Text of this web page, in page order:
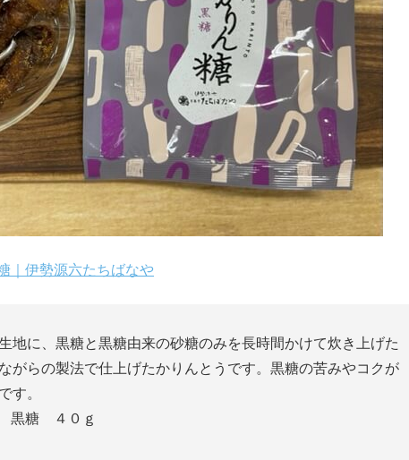
伊勢源六たちばなや
地に、黒糖と黒糖由来の砂糖のみを長時間かけて炊き上げた
がらの製法で仕上げたかりんとうです。黒糖の苦みやコクが
す。
黒糖 ４０ｇ